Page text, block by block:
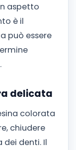
aspetto
è il
può essere
delicata
colorata
chiudere
denti. Il